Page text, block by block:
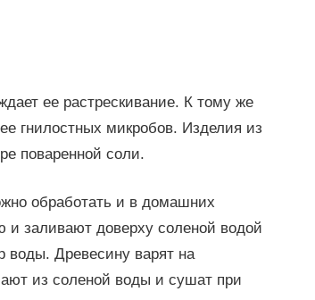
ее растрескивание. К тому же
гнилостных микробов. Изделия из
поваренной соли.
обработать и в домашних
заливают доверху соленой водой
воды. Древесину варят на
из соленой воды и сушат при